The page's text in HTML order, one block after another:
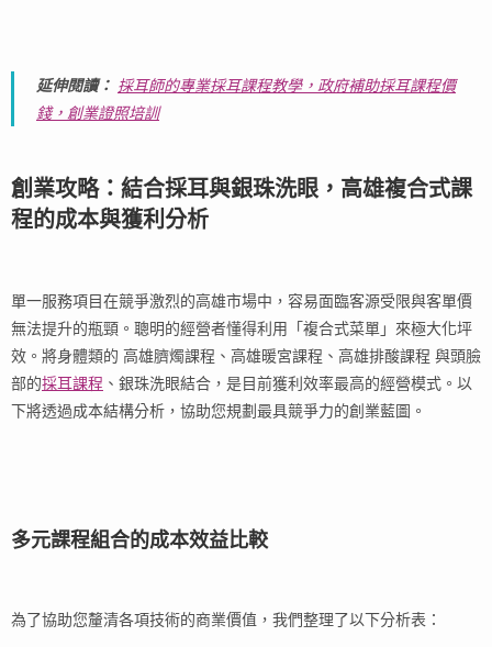
延伸閱讀： 採耳師的專業採耳課程教學，政府補助採耳課程價
錢，創業證照培訓
創業攻略：結合採耳與銀珠洗眼，高雄複合式課
程的成本與獲利分析
單一服務項目在競爭激烈的高雄市場中，容易面臨客源受限與客單價
無法提升的瓶頸。聰明的經營者懂得利用「複合式菜單」來極大化坪
效。將身體類的 高雄臍燭課程、高雄暖宮課程、高雄排酸課程 與頭臉
部的採耳課程 、銀珠洗眼結合，是目前獲利效率最高的經營模式。以
下將透過成本結構分析，協助您規劃最具競爭力的創業藍圖。
多元課程組合的成本效益比較
為了協助您釐清各項技術的商業價值，我們整理了以下分析表：